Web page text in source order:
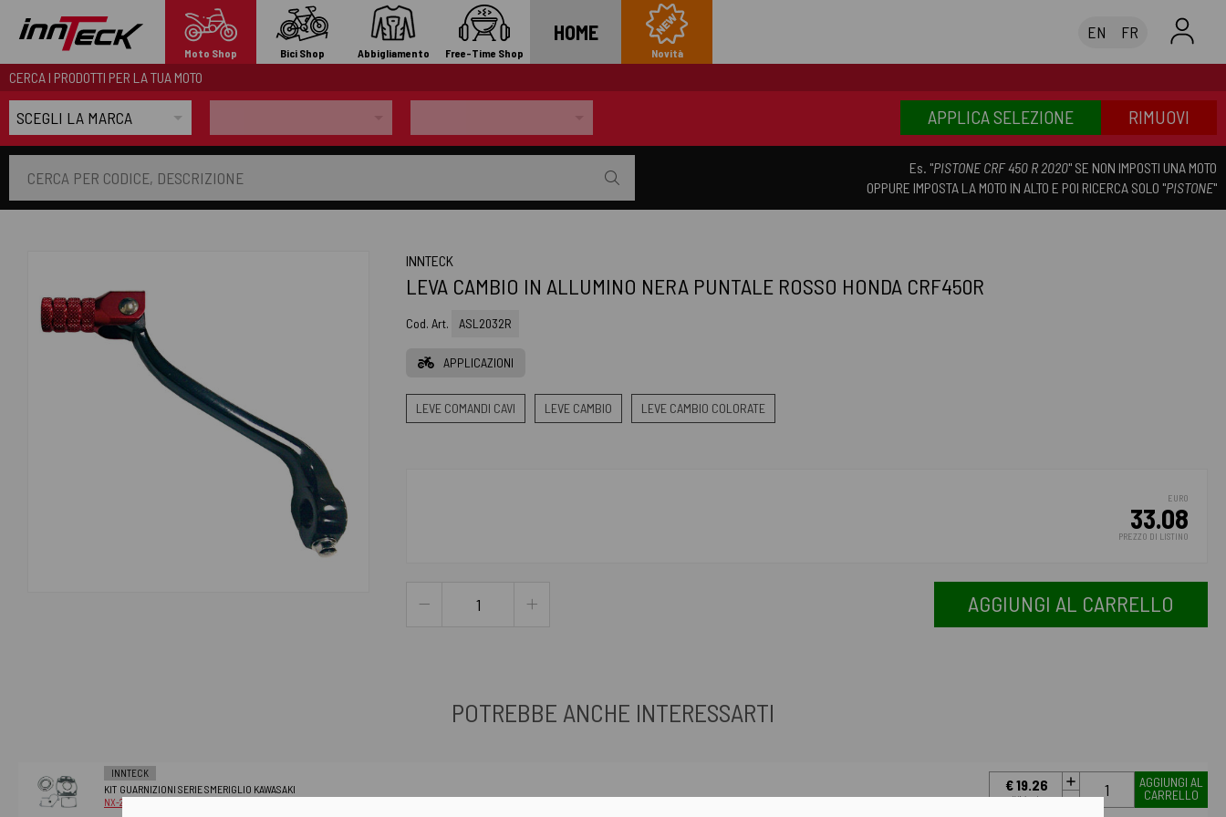
EN FR
Moto Shop Bici Shop Abbigliamento Free-Time Shop
HOME
Novità
CERCA I PRODOTTI PER LA TUA MOTO
APPLICA SELEZIONE RIMUOVI
Es. "PISTONE CRF 450 R 2020" SE NON IMPOSTI UNA MOTO
OPPURE IMPOSTA LA MOTO IN ALTO E POI RICERCA SOLO "PISTONE"
INNTECK
LEVA CAMBIO IN ALLUMINO NERA PUNTALE ROSSO HONDA CRF450R
Cod. Art. ASL2032R
APPLICAZIONI
LEVE COMANDI CAVI LEVE CAMBIO LEVE CAMBIO COLORATE
EURO
33.08
PREZZO DI LISTINO
AGGIUNGI AL CARRELLO
POTREBBE ANCHE INTERESSARTI
INNTECK
KIT GUARNIZIONI SERIE SMERIGLIO KAWASAKI
NX-20029T
€ 19.26
IVA incl.
AGGIUNGI AL
CARRELLO